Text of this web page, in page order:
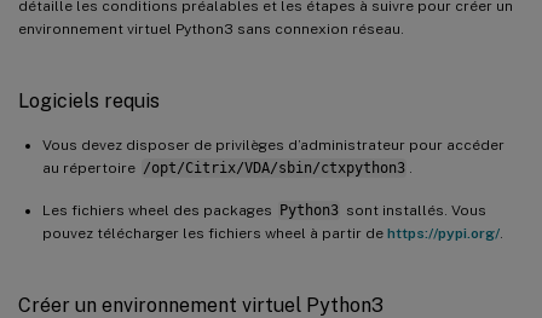
détaille les conditions préalables et les étapes à suivre pour créer un
environnement virtuel Python3 sans connexion réseau.
Logiciels requis
Vous devez disposer de privilèges d’administrateur pour accéder
au répertoire /opt/Citrix/VDA/sbin/ctxpython3
Les fichiers wheel des packages Python3 sont installés. Vous
pouvez télécharger les fichiers wheel à partir de https://pypi.org/
Créer un environnement virtuel Python3